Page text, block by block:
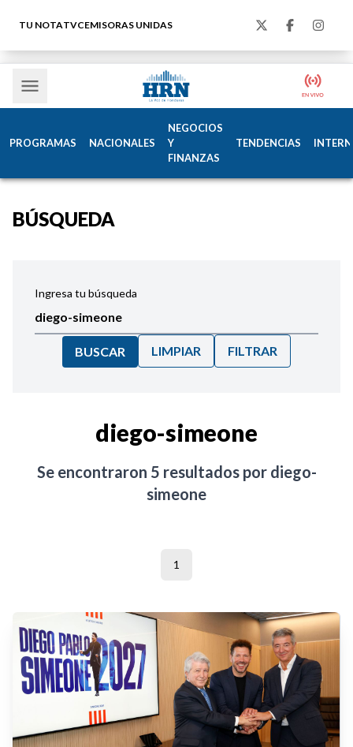
TU NOTATVCEMISORAS UNIDAS
PROGRAMAS NACIONALES
NEGOCIOS
Y
FINANZAS
TENDENCIAS
BÚSQUEDA
Ingresa tu búsqueda
BUSCAR LIMPIAR FILTRAR
diego-simeone
Se encontraron 5 resultados por diego-
simeone
1